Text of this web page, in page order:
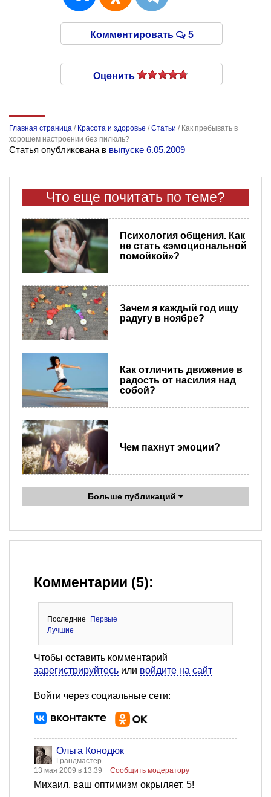
Комментировать 5
Оценить
Главная страница / Красота и здоровье /Статьи / Как пребывать в
хорошем настроении без пилюль?
Статья опубликована в выпуске 6.05.2009
Что еще почитать по теме?
Психология общения. Как
не стать «эмоциональной
помойкой»?
Зачем я каждый год ищу
радугу в ноябре?
Как отличить движение в
радость от насилия над
собой?
Чем пахнут эмоции?
Больше публикаций
Комментарии (5):
Последние
Первые
Лучшие
Чтобы оставить комментарий
зарегистрируйтесь или войдите на сайт
Войти через социальные сети:
Ольга Конодюк
Грандмастер
13 мая 2009 в 13:39
Сообщить модератору
Михаил, ваш оптимизм окрыляет. 5!